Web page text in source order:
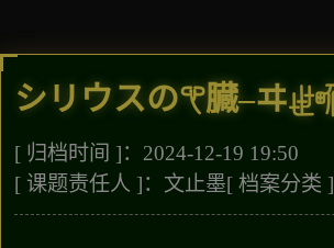
シリウスの心臓–ヰ世
[ 归档时间 ]：2024-12-19 19:50
[ 课题责任人 ]：文止墨[ 档案分类 ]